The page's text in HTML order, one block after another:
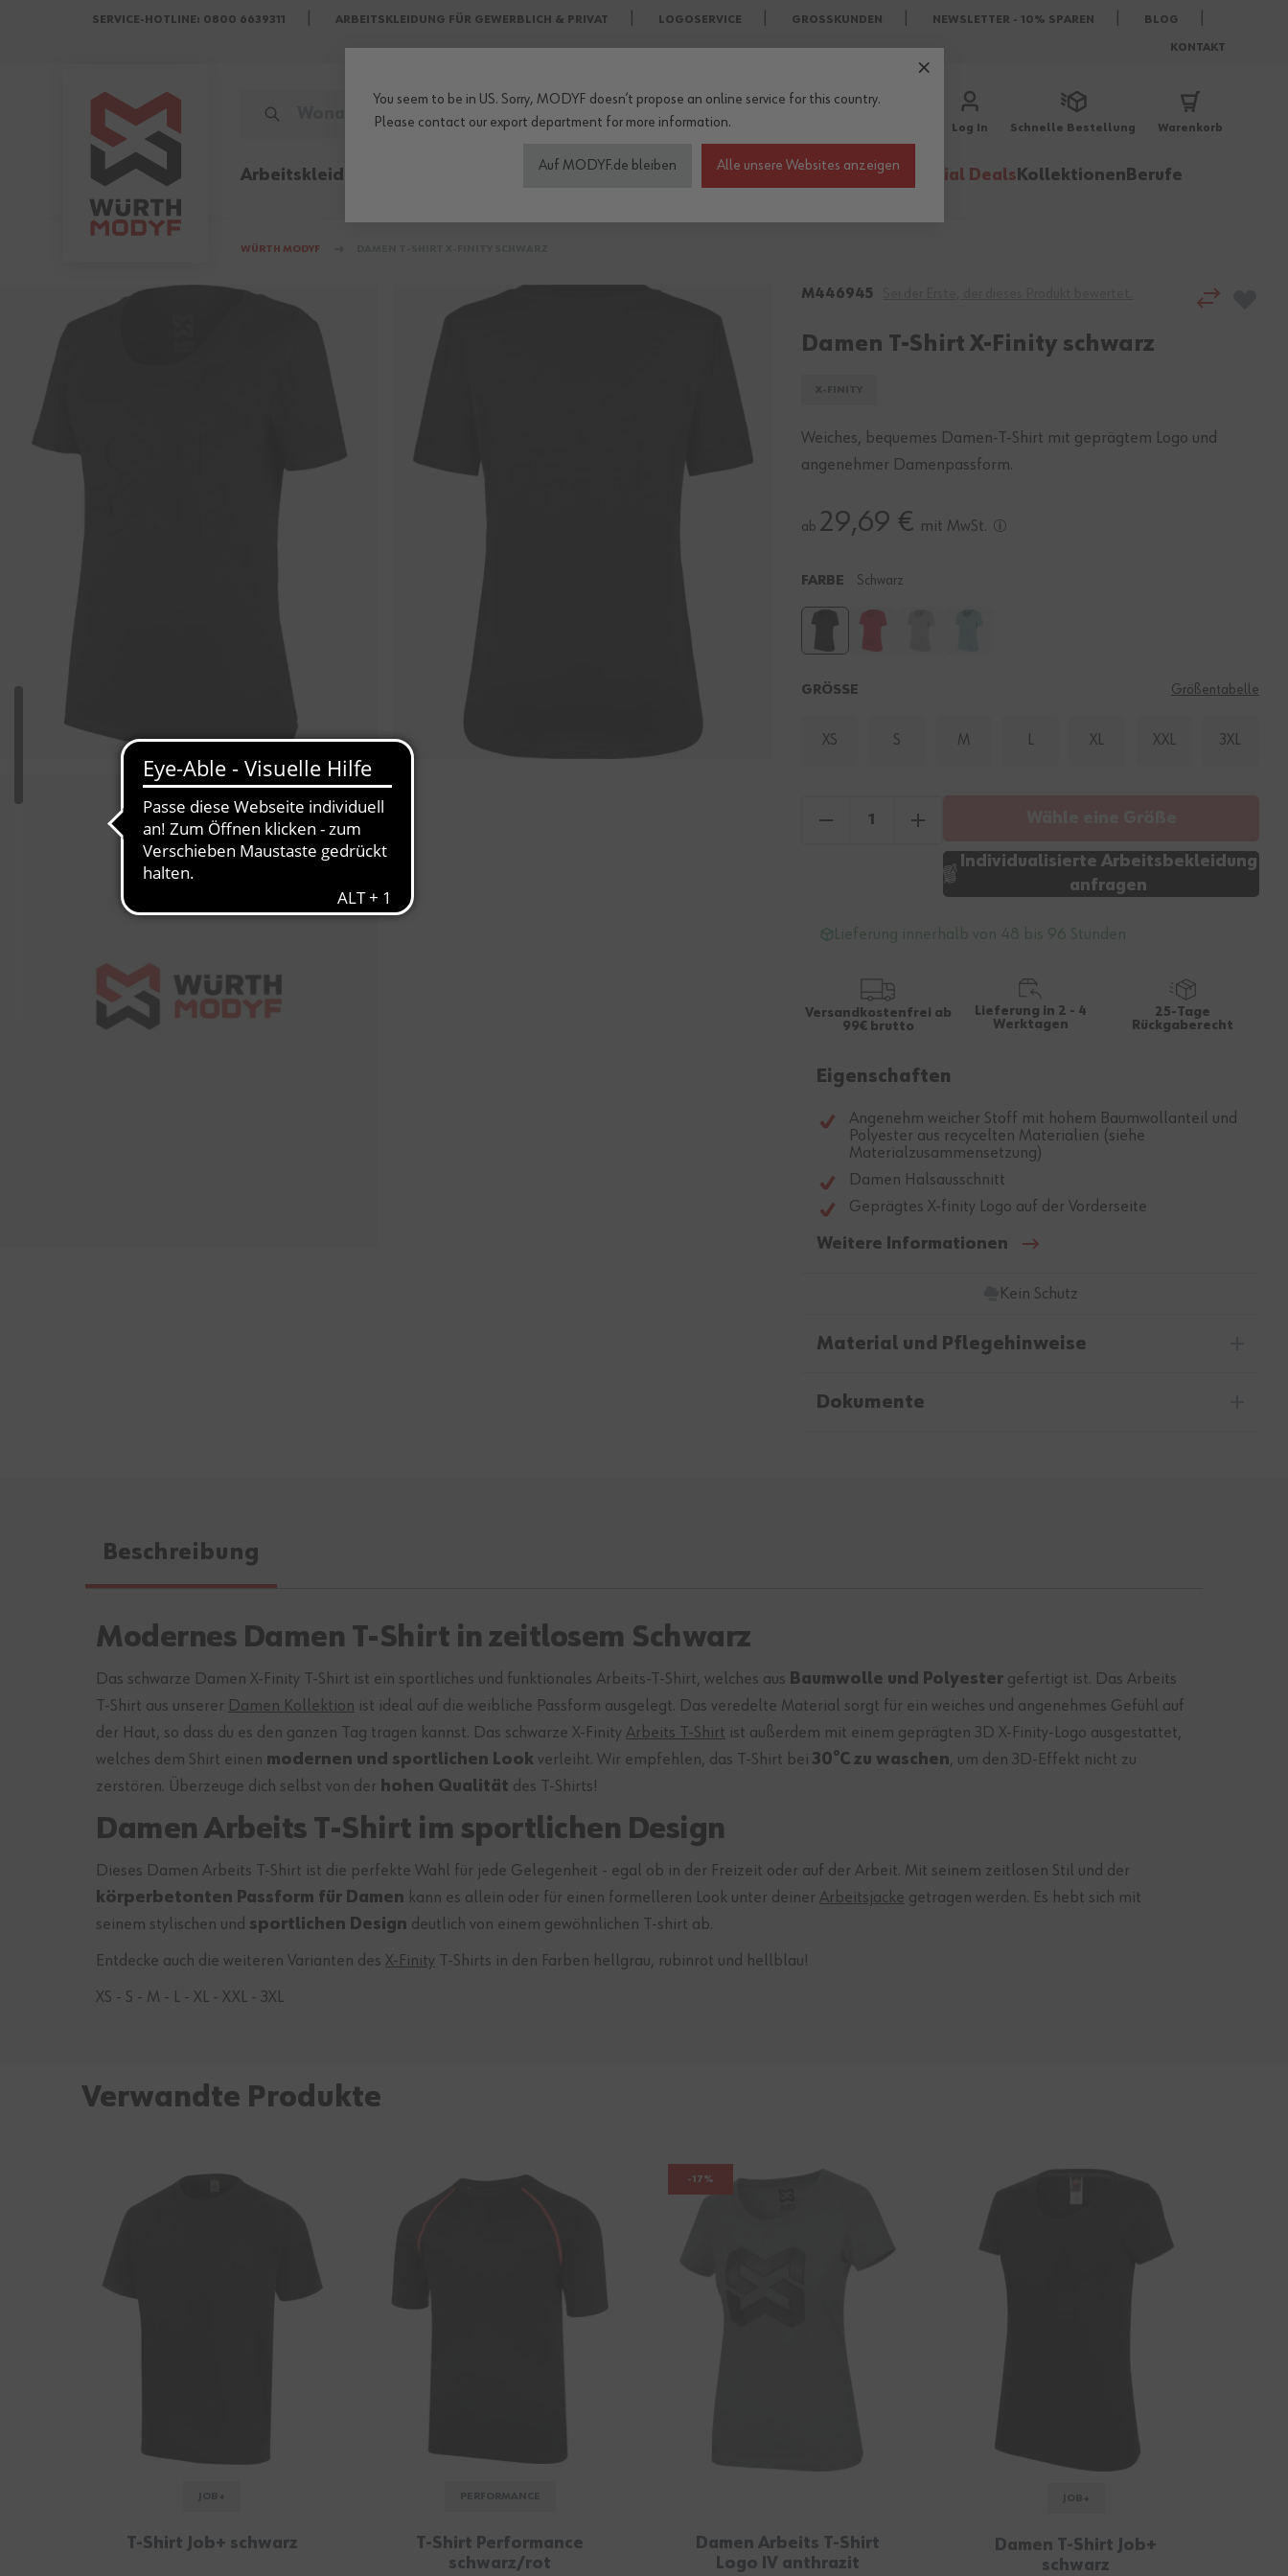
SERVICE-HOTLINE: 0800 6639311 ARBEITSKLEIDUNG FÜR GEWERBLICH & PRIVAT LOGOSERVICE GROSSKUNDEN NEWSLETTER - 10% SPAREN BLOG
KONTAKT
WONACH SUCHST DU?
Log In Schnelle Bestellung Warenkorb
Arbeitskleidung Wetterschutzkleidung Arbeitsschutz Zubehör Special Deals Kollektionen Berufe
WÜRTH MODYF
M446945
Damen T-Shirt X-Finity schwarz
Weiches, bequemes Damen-T-Shirt mit geprägtem Logo und
angenehmer Damenpassform.
ab 29,69 € mit MwSt.
FARBE Schwarz
GRÖSSE Größentabelle
XS S M L XL XXL 3XL
Individualisierte Arbeitsbekleidung
anfragen
Lieferung innerhalb von 48 bis 96 Stunden
Versandkostenfrei ab
99€ brutto
Lieferung in 2 - 4
Werktagen
25-Tage
Rückgaberecht
Eigenschaften
Angenehm weicher Stoff mit hohem Baumwollanteil und
Polyester aus recycelten Materialien (siehe
Materialzusammensetzung)
Damen Halsausschnitt
Geprägtes X-finity Logo auf der Vorderseite
Weitere Informationen
Kein Schutz
Material und Pflegehinweise
Dokumente
Beschreibung
Modernes Damen T-Shirt in zeitlosem Schwarz
Das schwarze Damen X-Finity T-Shirt ist ein sportliches und funktionales Arbeits-T-Shirt, welches aus Baumwolle und Polyester gefertigt ist. Das Arbeits
T-Shirt aus unserer Damen Kollektion ist ideal auf die weibliche Passform ausgelegt. Das veredelte Material sorgt für ein weiches und angenehmes Gefühl auf
der Haut, so dass du es den ganzen Tag tragen kannst. Das schwarze X-Finity Arbeits T-Shirt ist außerdem mit einem geprägten 3D X-Finity-Logo ausgestattet,
welches dem Shirt einen modernen und sportlichen Look verleiht. Wir empfehlen, das T-Shirt bei 30°C zu waschen, um den 3D-Effekt nicht zu
zerstören. Überzeuge dich selbst von der hohen Qualität des T-Shirts!
Damen Arbeits T-Shirt im sportlichen Design
Dieses Damen Arbeits T-Shirt ist die perfekte Wahl für jede Gelegenheit - egal ob in der Freizeit oder auf der Arbeit. Mit seinem zeitlosen Stil und der
körperbetonten Passform für Damen kann es allein oder für einen formelleren Look unter deiner Arbeitsjacke getragen werden. Es hebt sich mit
seinem stylischen und sportlichen Design deutlich von einem gewöhnlichen T-shirt ab.
Entdecke auch die weiteren Varianten des X-Finity T-Shirts in den Farben hellgrau, rubinrot und hellblau!
XS - S - M - L - XL - XXL - 3XL
Verwandte Produkte
T-Shirt Job+ schwarz
T-Shirt Performance
schwarz/rot
-17%
Damen Arbeits T-Shirt
Logo IV anthrazit
Damen T-Shirt Job+
schwarz
You seem to be in US. Sorry, MODYF doesn’t propose an online service for this country.
Please contact our export department for more information.
Auf MODYF.de bleiben Alle unsere Websites anzeigen